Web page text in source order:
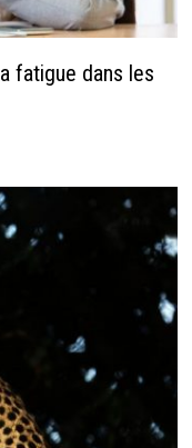
fatigue dans les